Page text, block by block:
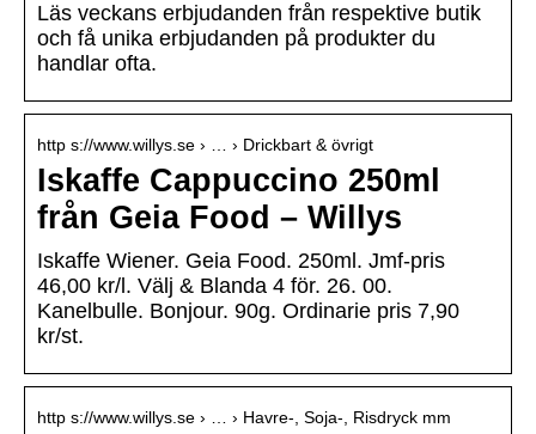
Läs veckans erbjudanden från respektive butik
och få unika erbjudanden på produkter du
handlar ofta.
http s://www.willys.se › … › Drickbart & övrigt
Iskaffe Cappuccino 250ml
från Geia Food – Willys
Iskaffe Wiener. Geia Food. 250ml. Jmf-pris
46,00 kr/l. Välj & Blanda 4 för. 26. 00.
Kanelbulle. Bonjour. 90g. Ordinarie pris 7,90
kr/st.
http s://www.willys.se › … › Havre-, Soja-, Risdryck mm